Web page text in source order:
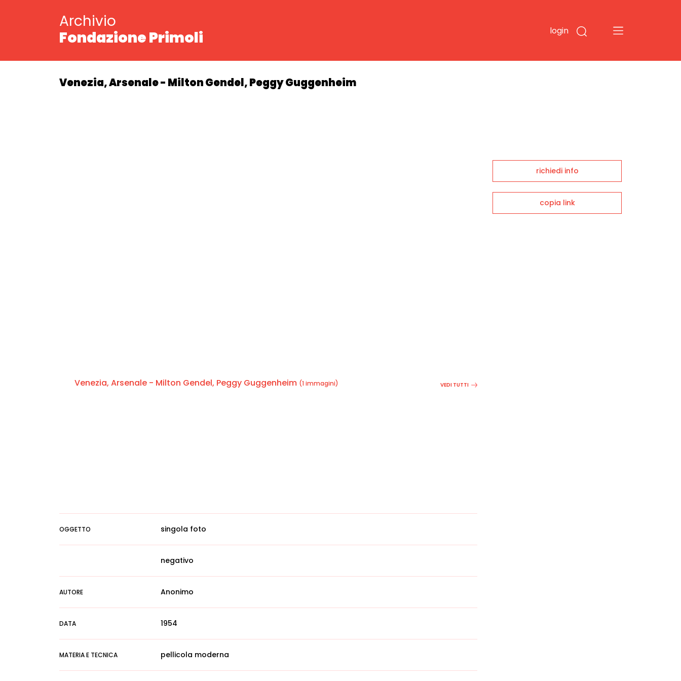
Archivio
Fondazione Primoli
login
Venezia, Arsenale - Milton Gendel, Peggy Guggenheim
Venezia, Arsenale - Milton Gendel, Peggy Guggenheim (1 immagini) VEDI TUTTI
OGGETTO singola foto
negativo
AUTORE Anonimo
DATA 1954
MATERIA E TECNICA pellicola moderna
richiedi info
copia link